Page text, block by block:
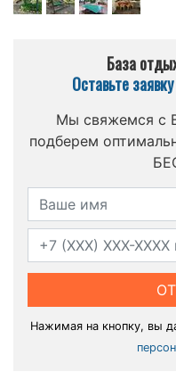
База
Оставьте
Мы свяжемся с
подберем
Нажимая на кнопку, вы